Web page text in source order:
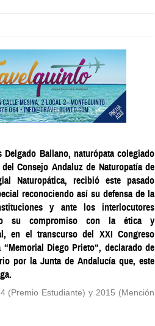
Ballano, naturópata colegiado
Consejo Andaluz de Naturopatía de
Naturopática, recibió este pasado
reconociendo así su defensa de la
y ante los interlocutores
su compromiso con la ética y
en el transcurso del XXI Congreso
Diego Prieto“, declarado de
por la Junta de Andalucía que, este
(Premio Estudiante) y 2015 (Mención